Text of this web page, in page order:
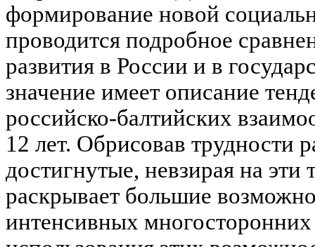
формирование новой
проводится подробное
развития в России и в
значение имеет описание
российско-балтийских
12 лет. Обрисовав трудности
достигнутые, невзирая на эти
раскрывает большие
интенсивных